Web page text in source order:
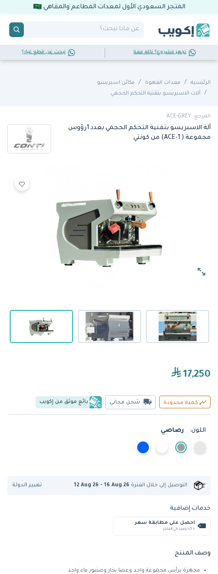
المتجر السعودي الأول لمعدات المطاعم والمقاهي
تجهز مشروع؟ تكلم معنا تبحث عن قطع غيار؟
الرئيسية معدات القهوة
مكائن اسبريسو
آلات الاسبريسو بتقنية التحكم الحجمي
المرجع: ACE-GREY
آلة الاسبريسو بتقنية التحكم الحجمي بعدد 1رؤوس
مجموعة ( ACE-1) من كونتي
17,250
كمية محدودة شحن مجاني بائع موثق من إكويب
اللون: رصاصي
التوصيل إلى خلال الفترة 12 Aug 26 - 16 Aug 26 تغيير الدولة
خدمات إضافية
احصل على مطابقة سعر
+ %5 رصيد في المتجر
وصف المنتج
مجهزة برأس مجموعة واحد وعصا بخار وصنبور ماء واحد